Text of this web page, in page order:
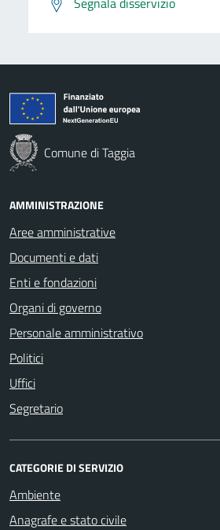
Comune di Taggia
AMMINISTRAZIONE
Aree amministrative
Documenti e dati
Enti e fondazioni
Organi di governo
Personale amministrativo
Politici
Uffici
Segretario
CATEGORIE DI SERVIZIO
Ambiente
Anagrafe e stato civile